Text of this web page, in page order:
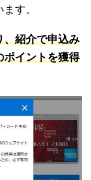
す。
、紹介で申込み
ポイントを獲得